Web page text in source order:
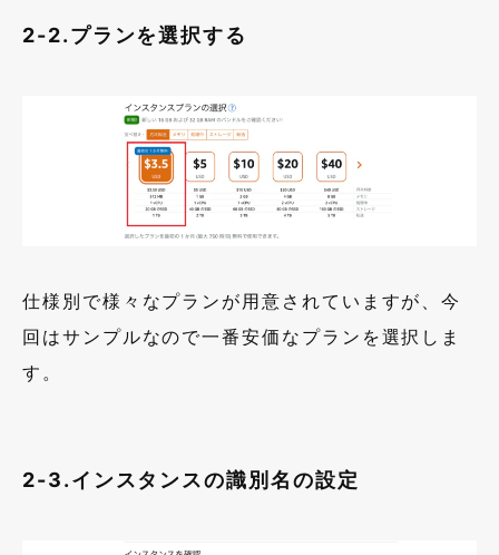
2-2.プランを選択する
仕様別で様々なプランが用意されていますが、今
回はサンプルなので一番安価なプランを選択しま
す。
2-3.インスタンスの識別名の設定